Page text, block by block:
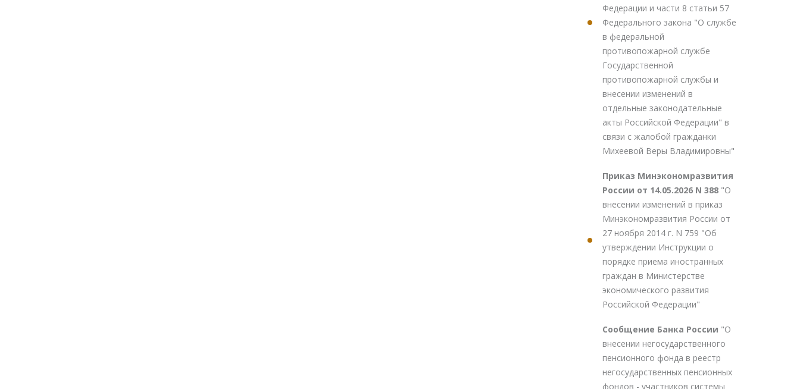
Федерации и части 8 статьи 57
Федерального закона "О службе
в федеральной
противопожарной службе
Государственной
противопожарной службы и
внесении изменений в
отдельные законодательные
акты Российской Федерации" в
связи с жалобой гражданки
Михеевой Веры Владимировны"
Приказ Минэкономразвития
России от 14.05.2026 N 388 "О
внесении изменений в приказ
Минэкономразвития России от
27 ноября 2014 г. N 759 "Об
утверждении Инструкции о
порядке приема иностранных
граждан в Министерстве
экономического развития
Российской Федерации"
Сообщение Банка России "О
внесении негосударственного
пенсионного фонда в реестр
негосударственных пенсионных
фондов - участников системы